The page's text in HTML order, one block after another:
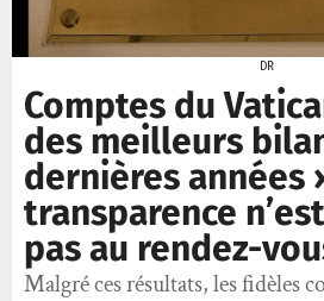
DR
Comptes du
des meilleurs
dernières années
transparence
pas au rendez-
Malgré ces résultats, les fidèles